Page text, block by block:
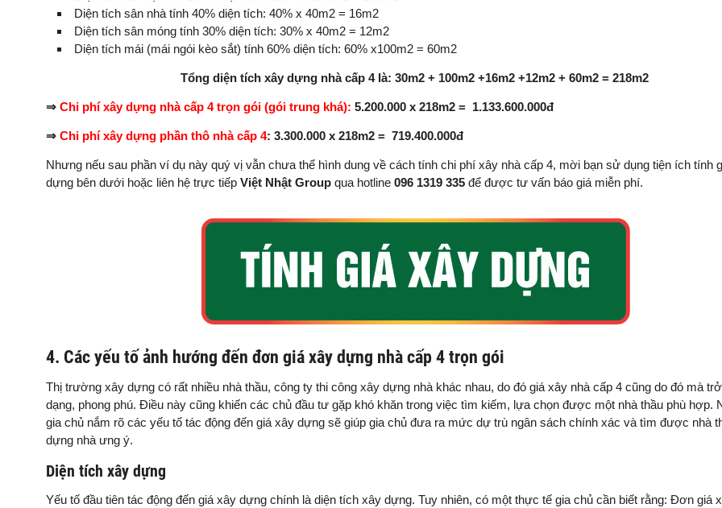
Diện tích sân nhà tính 40% diện tích: 40% x 40m2 = 16m2
Diện tích sân móng tính 30% diện tích: 30% x 40m2 = 12m2
Diện tích mái (mái ngói kèo sắt) tính 60% diện tích: 60% x100m2 = 60m2
Tổng diện tích xây dựng nhà cấp 4 là: 30m2 + 100m2 +16m2 +12m2 + 60m2 = 218m2
⇒ Chi phí xây dựng nhà cấp 4 trọn gói (gói trung khá): 5.200.000 x 218m2 = 1.133.600.000đ
⇒ Chi phí xây dựng phần thô nhà cấp 4: 3.300.000 x 218m2 = 719.400.000đ
Nhưng nếu sau phần ví dụ này quý vị vẫn chưa thể hình dung về cách tính chi phí xây nhà cấp 4, mời bạn sử dụng tiện ích tính
dựng bên dưới hoặc liên hệ trực tiếp Việt Nhật Group qua hotline 096 1319 335 để được tư vấn báo giá miễn phí.
4. Các yếu tố ảnh hướng đến đơn giá xây dựng nhà cấp 4 trọn gói
Thị trường xây dựng có rất nhiều nhà thầu, công ty thi công xây dựng nhà khác nhau, do đó giá xây nhà cấp 4 cũng do đó mà
dạng, phong phú. Điều này cũng khiến các chủ đầu tư gặp khó khăn trong việc tìm kiếm, lựa chọn được một nhà thầu phù hợp.
gia chủ nắm rõ các yếu tố tác động đến giá xây dựng sẽ giúp gia chủ đưa ra mức dự trù ngân sách chính xác và tìm được nhà
dựng nhà ưng ý.
Diện tích xây dựng
Yếu tố đầu tiên tác động đến giá xây dựng chính là diện tích xây dựng. Tuy nhiên, có một thực tế gia chủ cần biết rằng: Đơn giá